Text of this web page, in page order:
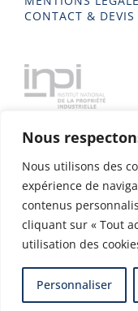
Nous
Nous utilisons des
expérience de
contenus
cliquant sur « Tout
utilisation des
Personnaliser
CONTACT & DEVIS
Delta Metal 2023 -